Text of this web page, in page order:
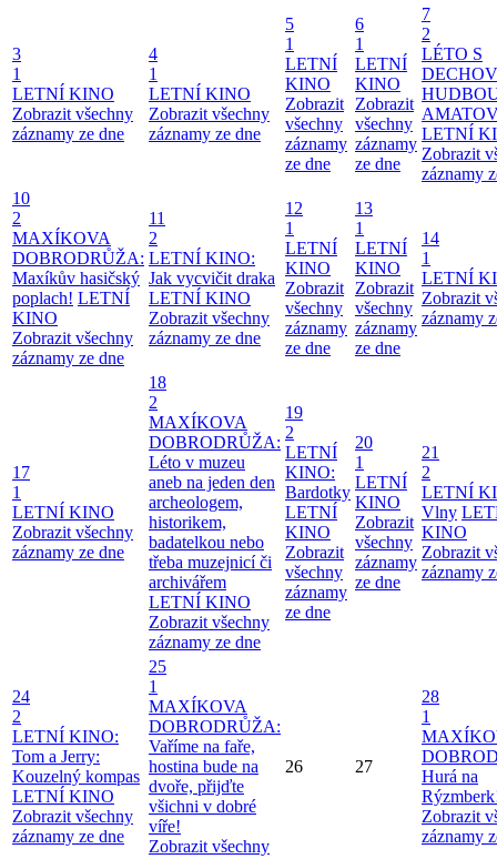
3
1
LETNÍ KINO
Zobrazit všechny
záznamy ze dne
4
1
LETNÍ KINO
Zobrazit všechny
záznamy ze dne
5
1
LETNÍ
KINO
Zobrazit
všechny
záznamy
ze dne
6
1
LETNÍ
KINO
Zobrazit
všechny
záznamy
ze dne
7
2
LÉTO S
LETNÍ
Zobrazit
záznamy
10
2
MAXÍKOVA
DOBRODRŮŽA:
Maxíkův hasičský
poplach! LETNÍ
KINO
Zobrazit všechny
záznamy ze dne
11
2
LETNÍ KINO:
Jak vycvičit draka
LETNÍ KINO
Zobrazit všechny
záznamy ze dne
12
1
LETNÍ
KINO
Zobrazit
všechny
záznamy
ze dne
13
1
LETNÍ
KINO
Zobrazit
všechny
záznamy
ze dne
14
1
LETNÍ
Zobrazit
záznamy
17
1
LETNÍ KINO
Zobrazit všechny
záznamy ze dne
18
2
MAXÍKOVA
DOBRODRŮŽA:
Léto v muzeu
aneb na jeden den
archeologem,
historikem,
badatelkou nebo
třeba muzejnicí či
archivářem
LETNÍ KINO
Zobrazit všechny
záznamy ze dne
19
2
LETNÍ
KINO:
Bardotky
LETNÍ
KINO
Zobrazit
všechny
záznamy
ze dne
20
1
LETNÍ
KINO
Zobrazit
všechny
záznamy
ze dne
21
2
LETNÍ
Vlny
KINO
Zobrazit
záznamy
24
2
LETNÍ KINO:
Tom a Jerry:
Kouzelný kompas
LETNÍ KINO
Zobrazit všechny
záznamy ze dne
25
1
MAXÍKOVA
DOBRODRŮŽA:
Vaříme na faře,
hostina bude na
dvoře, přijďte
všichni v dobré
víře!
Zobrazit všechny
26 27
28
1
Hurá na
Zobrazit
záznamy